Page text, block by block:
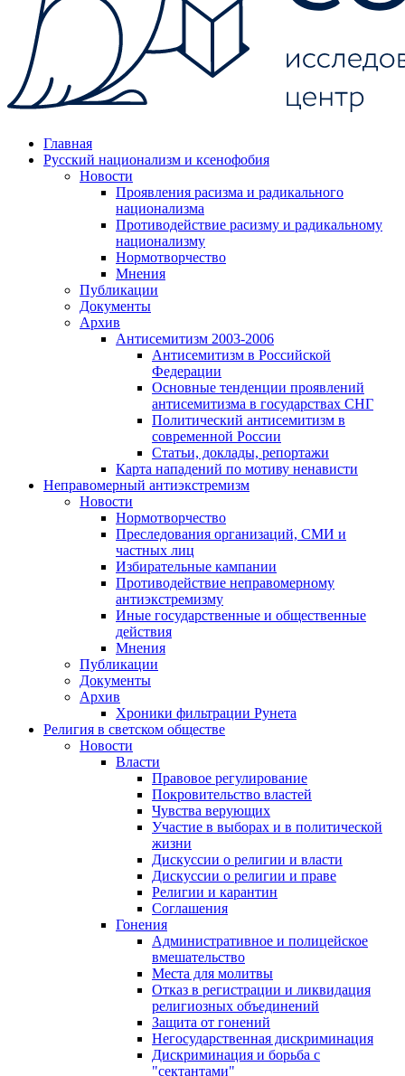
Главная
Русский национализм и ксенофобия
Новости
Проявления расизма и радикального
национализма
Противодействие расизму и радикальному
национализму
Нормотворчество
Мнения
Публикации
Документы
Архив
Антисемитизм 2003-2006
Антисемитизм в Российской
Федерации
Основные тенденции проявлений
антисемитизма в государствах СНГ
Политический антисемитизм в
современной России
Статьи, доклады, репортажи
Карта нападений по мотиву ненависти
Неправомерный антиэкстремизм
Новости
Нормотворчество
Преследования организаций, СМИ и
частных лиц
Избирательные кампании
Противодействие неправомерному
антиэкстремизму
Иные государственные и общественные
действия
Мнения
Публикации
Документы
Архив
Хроники фильтрации Рунета
Религия в светском обществе
Новости
Власти
Правовое регулирование
Покровительство властей
Чувства верующих
Участие в выборах и в политической
жизни
Дискуссии о религии и власти
Дискуссии о религии и праве
Религии и карантин
Соглашения
Гонения
Административное и полицейское
вмешательство
Места для молитвы
Отказ в регистрации и ликвидация
религиозных объединений
Защита от гонений
Негосударственная дискриминация
Дискриминация и борьба с
"сектантами"